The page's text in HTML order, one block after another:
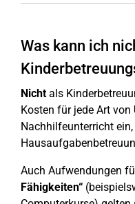
Was kann ich
Nichtals
Kosten für jede Art von
Nachhilfeunterricht
Auch Aufwendungen
Fähigkeiten“